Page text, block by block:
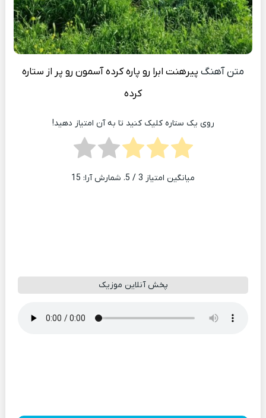
متن آهنگ پیرهنت ابرا رو پاره کرده آسمون رو پر از ستاره
کرده
روی یک ستاره کلیک کنید تا به آن امتیاز دهید!
میانگین امتیاز 3 / 5. شمارش آرا: 15
پخش آنلاین موزیک